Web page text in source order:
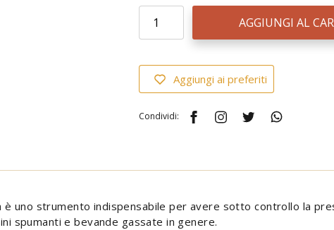
AGGIUNGI AL
Aggiungi ai preferiti
Condividi:
è uno strumento indispensabile per avere sotto controllo la
spumanti e bevande gassate in genere.